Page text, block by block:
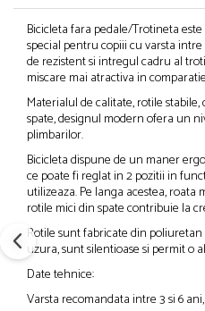
Bicicleta fara pedale/Trotineta
special pentru copiii cu varsta
de rezistent si intregul cadru al
miscare mai atractiva in
Materialul de calitate, rotile
spate, designul modern ofera un
plimbarilor.
Bicicleta dispune de un maner
ce poate fi reglat in 2 pozitii in
utilizeaza. Pe langa acestea,
rotile mici din spate contribuie la
Rotile sunt fabricate din
uzura, sunt silentioase si permit o
Date tehnice:
Varsta recomandata intre 3 si 6 ani,